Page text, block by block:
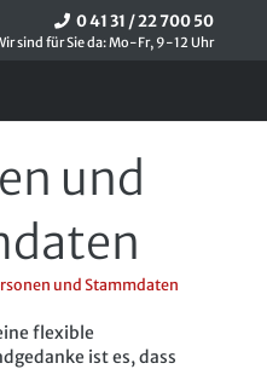
0 41 31 / 22 700 50
sind für Sie da: Mo-Fr, 9-12 Uhr
und
und Stammdaten
flexible
ist es, dass